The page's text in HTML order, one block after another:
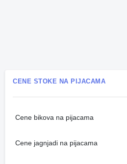
CENE STOKE NA PIJACAMA
Cene bikova na pijacama
Cene jagnjadi na pijacama